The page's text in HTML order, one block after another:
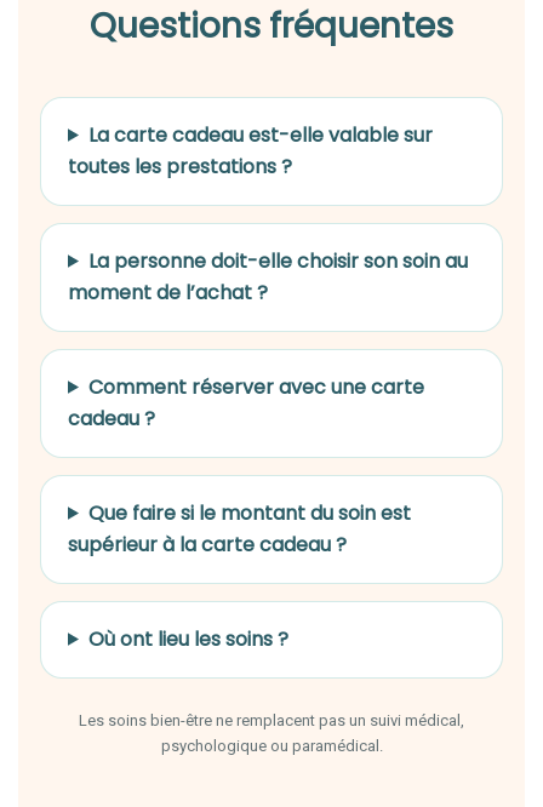
Questions fréquentes
La carte cadeau est-elle valable sur
toutes les prestations ?
La personne doit-elle choisir son soin au
moment de l’achat ?
Comment réserver avec une carte
cadeau ?
Que faire si le montant du soin est
supérieur à la carte cadeau ?
Où ont lieu les soins ?
Les soins bien-être ne remplacent pas un suivi médical,
psychologique ou paramédical.